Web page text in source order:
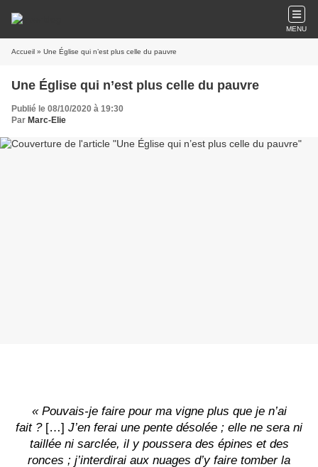
MENU
Accueil » Une Église qui n’est plus celle du pauvre
Une Église qui n’est plus celle du pauvre
Publié le 08/10/2020 à 19:30
Par Marc-Elie
« Pouvais-je faire pour ma vigne plus que je n’ai
fait ? […] J’en ferai une pente désolée ; elle ne sera ni
taillée ni sarclée, il y poussera des épines et des
ronces ; j’interdirai aux nuages d’y faire tomber la